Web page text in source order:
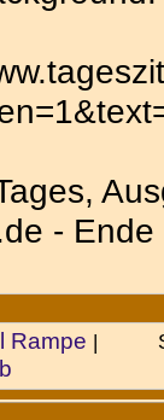
- Ende
Rampe |